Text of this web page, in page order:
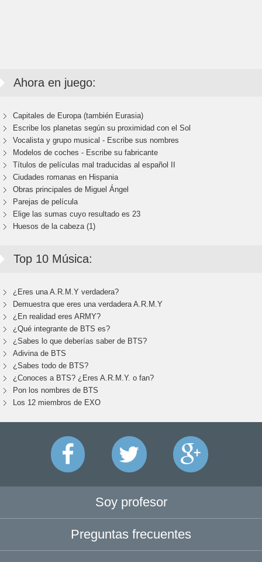
Ahora en juego:
Capitales de Europa (también Eurasia)
Escribe los planetas según su proximidad con el Sol
Vocalista y grupo musical - Escribe sus nombres
Modelos de coches - Escribe su fabricante
Títulos de películas mal traducidas al español II
Ciudades romanas en Hispania
Obras principales de Miguel Ángel
Parejas de película
Elige las sumas cuyo resultado es 23
Huesos de la cabeza (1)
Top 10 Música:
¿Eres una A.R.M.Y verdadera?
Demuestra que eres una verdadera A.R.M.Y
¿En realidad eres ARMY?
¿Qué integrante de BTS es?
¿Sabes lo que deberías saber de BTS?
Adivina de BTS
¿Sabes todo de BTS?
¿Conoces a BTS? ¿Eres A.R.M.Y. o fan?
Pon los nombres de BTS
Los 12 miembros de EXO
Soy profesor
Preguntas frecuentes